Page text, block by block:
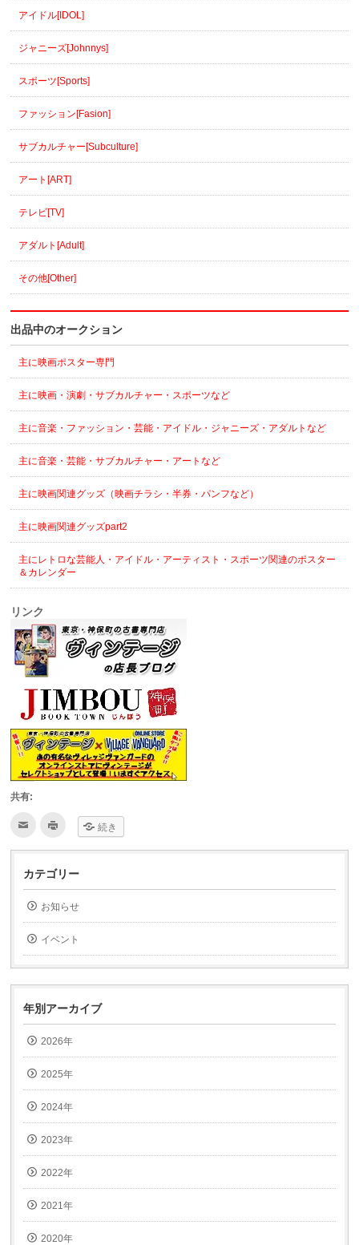
アイドル[IDOL]
ジャニーズ[Johnnys]
スポーツ[Sports]
ファッション[Fasion]
サブカルチャー[Subculture]
アート[ART]
テレビ[TV]
アダルト[Adult]
その他[Other]
出品中のオークション
主に映画ポスター専門
主に映画・演劇・サブカルチャー・スポーツなど
主に音楽・ファッション・芸能・アイドル・ジャニーズ・アダルトなど
主に音楽・芸能・サブカルチャー・アートなど
主に映画関連グッズ（映画チラシ・半券・パンフなど）
主に映画関連グッズpart2
主にレトロな芸能人・アイドル・アーティスト・スポーツ関連のポスター
＆カレンダー
リンク
共有:
ク
て
友
達
へ
メ
ー
で
送
信
(新
い
ィ
ン
ド
ウ
で
開
ま
す)
ク
て
印
刷
(新
し
い
ィ
ン
ド
ウ
開
ま
す)
続き
カテゴリー
お知らせ
イベント
年別アーカイブ
2026年
2025年
2024年
2023年
2022年
2021年
2020年